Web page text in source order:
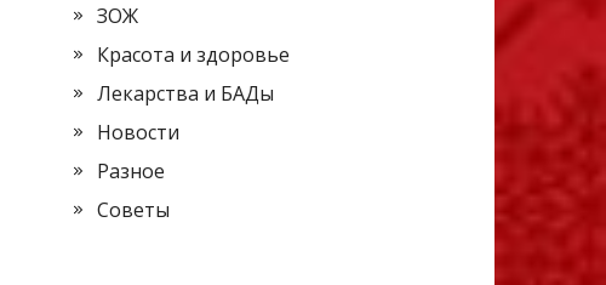
ЗОЖ
Красота и здоровье
Лекарства и БАДы
Новости
Разное
Советы